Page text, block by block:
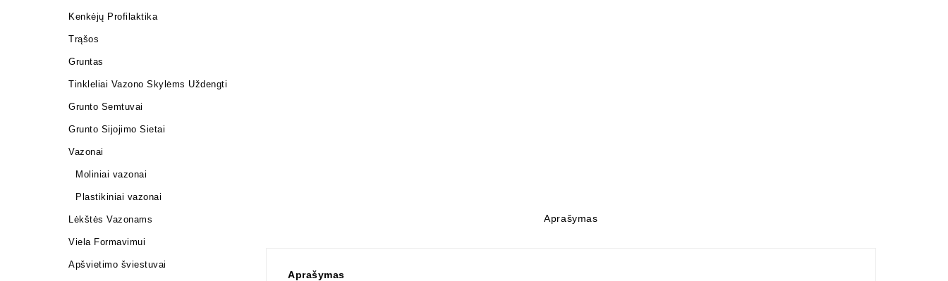
Aprašymas
Aprašymas
Kenkėjų Profilaktika
Trąšos
Gruntas
Tinkleliai Vazono Skylėms Uždengti
Grunto Semtuvai
Grunto Sijojimo Sietai
Vazonai
Moliniai vazonai
Plastikiniai vazonai
Lėkštės Vazonams
Viela Formavimui
Apšvietimo šviestuvai